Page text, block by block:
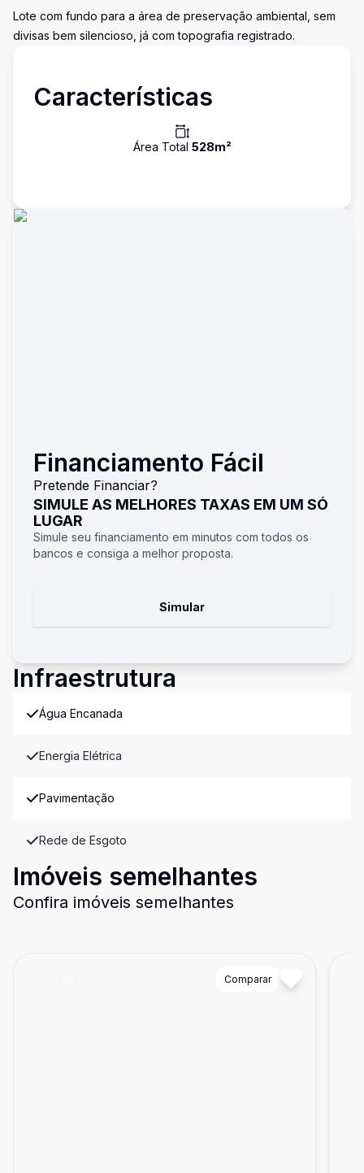
Lote com fundo para a área de preservação ambiental, sem
divisas bem silencioso, já com topografia registrado.
Características
Área Total 528m²
Financiamento Fácil
Pretende Financiar?
SIMULE AS MELHORES TAXAS EM UM SÓ
LUGAR
Simule seu financiamento em minutos com todos os
bancos e consiga a melhor proposta.
Simular
Infraestrutura
Água Encanada
Energia Elétrica
Pavimentação
Rede de Esgoto
Imóveis semelhantes
Confira imóveis semelhantes
Comparar